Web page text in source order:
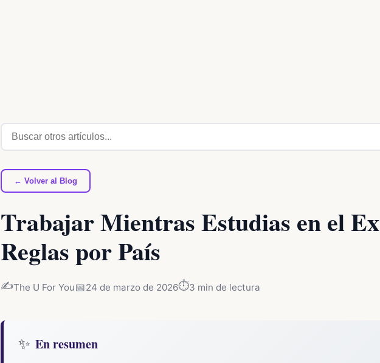
← Volver al Blog
Trabajar Mientras Estudias en el
Reglas por País
✍️The U For You📅24 de marzo de 2026⏱️3 min de lectura
✨ En resumen